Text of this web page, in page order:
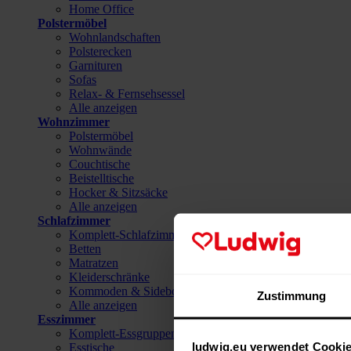
Zustimmung
ludwig.eu verwendet
Home Office
Polstermöbel
Wohnlandschaften
Polsterecken
Garnituren
Sofas
Relax- & Fernsehsessel
Alle anzeigen
Wohnzimmer
Polstermöbel
Wohnwände
Couchtische
Beistelltische
Hocker & Sitzsäcke
Alle anzeigen
Schlafzimmer
Komplett-Schlafzimmer
Betten
Matratzen
Kleiderschränke
Kommoden & Sideboards
Alle anzeigen
Esszimmer
Komplett-Essgruppen
Esstische